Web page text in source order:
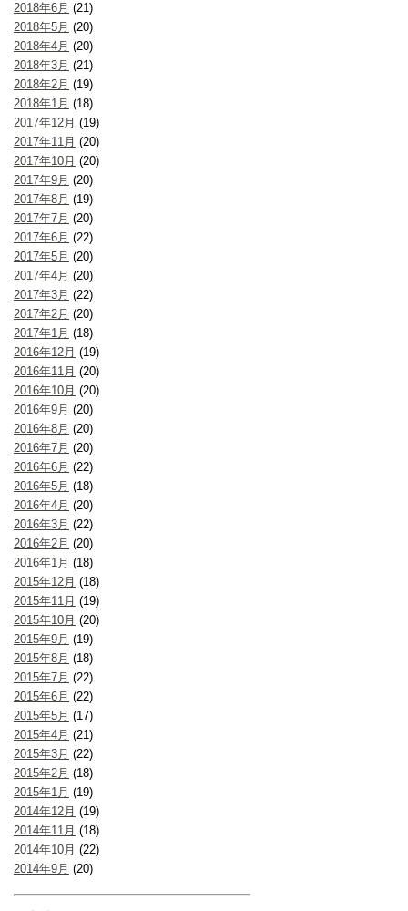
2018年6月 (21)
2018年5月 (20)
2018年4月 (20)
2018年3月 (21)
2018年2月 (19)
2018年1月 (18)
2017年12月 (19)
2017年11月 (20)
2017年10月 (20)
2017年9月 (20)
2017年8月 (19)
2017年7月 (20)
2017年6月 (22)
2017年5月 (20)
2017年4月 (20)
2017年3月 (22)
2017年2月 (20)
2017年1月 (18)
2016年12月 (19)
2016年11月 (20)
2016年10月 (20)
2016年9月 (20)
2016年8月 (20)
2016年7月 (20)
2016年6月 (22)
2016年5月 (18)
2016年4月 (20)
2016年3月 (22)
2016年2月 (20)
2016年1月 (18)
2015年12月 (18)
2015年11月 (19)
2015年10月 (20)
2015年9月 (19)
2015年8月 (18)
2015年7月 (22)
2015年6月 (22)
2015年5月 (17)
2015年4月 (21)
2015年3月 (22)
2015年2月 (18)
2015年1月 (19)
2014年12月 (19)
2014年11月 (18)
2014年10月 (22)
2014年9月 (20)